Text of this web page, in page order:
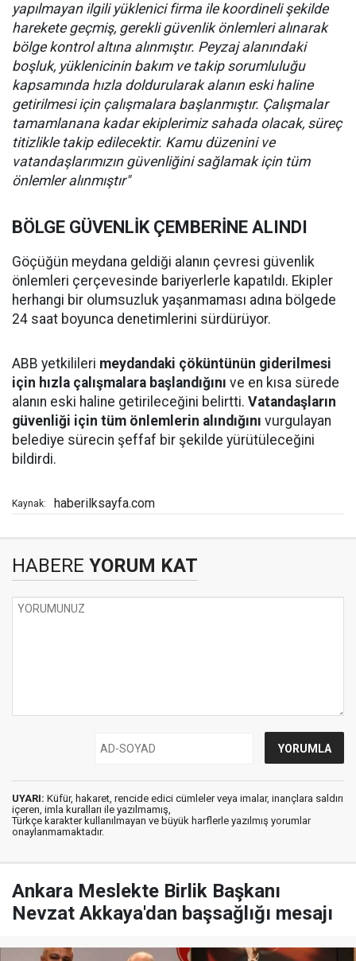
yapılmayan ilgili yüklenici firma ile koordineli şekilde
harekete geçmiş, gerekli güvenlik önlemleri alınarak
bölge kontrol altına alınmıştır. Peyzaj alanındaki
boşluk, yüklenicinin bakım ve takip sorumluluğu
kapsamında hızla doldurularak alanın eski haline
getirilmesi için çalışmalara başlanmıştır. Çalışmalar
tamamlanana kadar ekiplerimiz sahada olacak, süreç
titizlikle takip edilecektir. Kamu düzenini ve
vatandaşlarımızın güvenliğini sağlamak için tüm
önlemler alınmıştır"
BÖLGE GÜVENLİK ÇEMBERİNE ALINDI
Göçüğün meydana geldiği alanın çevresi güvenlik
önlemleri çerçevesinde bariyerlerle kapatıldı. Ekipler
herhangi bir olumsuzluk yaşanmaması adına bölgede
24 saat boyunca denetimlerini sürdürüyor.
ABB yetkilileri meydandaki çöküntünün giderilmesi
için hızla çalışmalara başlandığını ve en kısa sürede
alanın eski haline getirileceğini belirtti. Vatandaşların
güvenliği için tüm önlemlerin alındığını vurgulayan
belediye sürecin şeffaf bir şekilde yürütüleceğini
bildirdi.
Kaynak: haberilksayfa.com
HABERE YORUM KAT
UYARI: Küfür, hakaret, rencide edici cümleler veya imalar, inançlara saldırı
içeren, imla kuralları ile yazılmamış,
Türkçe karakter kullanılmayan ve büyük harflerle yazılmış yorumlar
onaylanmamaktadır.
Ankara Meslekte Birlik Başkanı
Nevzat Akkaya'dan başsağlığı mesajı